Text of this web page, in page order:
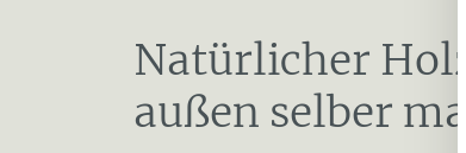
Natürlicher
außen selber